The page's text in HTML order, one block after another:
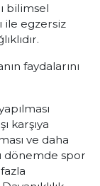
bilimsel
ile egzersiz
faydalarını
karşıya
ve daha
dönemde spor